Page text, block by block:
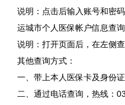
说明：点击后输入账号和密码
运城市个人医保帐户信息查询
说明：打开页面后，在左侧
其他查询方式：
一、带上本人医保卡及身份
二、通过电话查询，热线：